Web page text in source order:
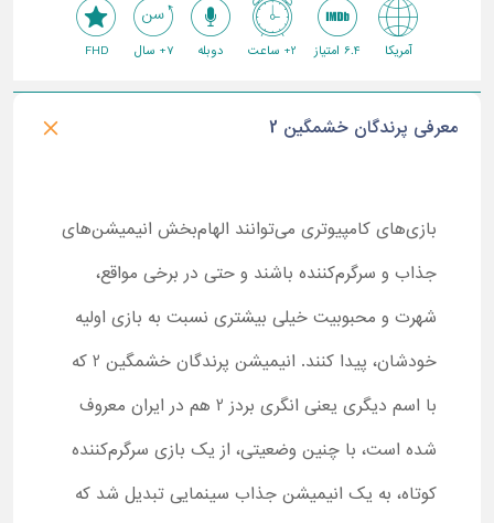
آمریکا 6.4 امتیاز 2+ ساعت دوبله 7+ سال FHD
معرفی پرندگان خشمگین 2
بازی‌های کامپیوتری می‌توانند الهام‌بخش انیمیشن‌های
جذاب و سرگرم‌کننده باشند و حتی در برخی مواقع،
شهرت و محبوبیت خیلی بیشتری نسبت به بازی اولیه
خودشان، پیدا کنند. انیمیشن پرندگان خشمگین 2 که
با اسم دیگری یعنی انگری بردز 2 هم در ایران معروف
شده است، با چنین وضعیتی، از یک بازی سرگرم‌کننده
کوتاه، به یک انیمیشن جذاب سینمایی تبدیل شد که